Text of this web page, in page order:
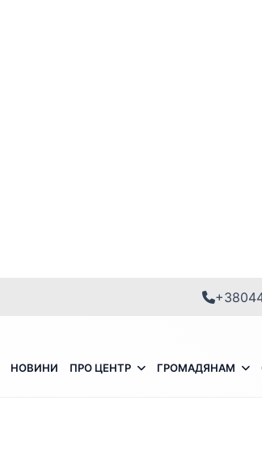
НОВИНИ ПРО ЦЕНТР ГРОМАДЯНАМ